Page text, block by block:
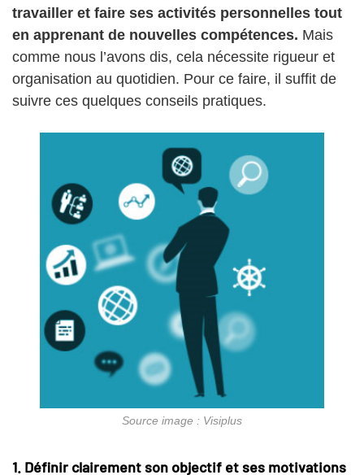
travailler et faire ses activités personnelles tout
en apprenant de nouvelles compétences. Mais
comme nous l’avons dis, cela nécessite rigueur et
organisation au quotidien. Pour ce faire, il suffit de
suivre ces quelques conseils pratiques.
Source image : Visiplus
1. Définir clairement son objectif et ses motivations